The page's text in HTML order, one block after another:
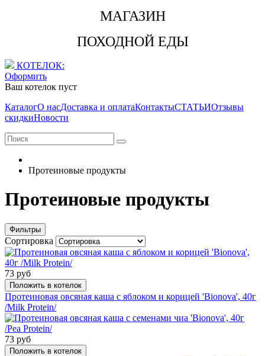
МАГАЗИН
ПОХОДНОЙ ЕДЫ
КОТЕЛОК:
Оформить
Ваш котелок пуст
КаталогО насДоставка и оплатаКонтактыСТАТЬИОтзывы
скидкиНовости
Протеиновые продукты
Протеиновые продукты
Фильтры
Сортировка
73 руб
Положить в котелок
Протеиновая овсяная каша с яблоком и корицей 'Bionova', 40г
/Milk Protein/
73 руб
Положить в котелок